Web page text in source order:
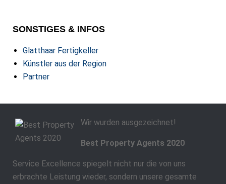
SONSTIGES & INFOS
Glatthaar Fertigkeller
Künstler aus der Region
Partner
Wir wurden ausgezeichnet!
Best Property Agents 2020
Service Excellence spiegelt nicht nur die von uns
erbrachte Leistung wieder, sondern unsere gesamte